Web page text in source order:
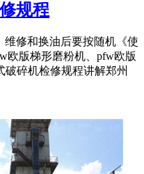
规程
修和换油后要按随机《使
欧版梯形磨粉机、pfw欧版
破碎机检修规程讲解郑州